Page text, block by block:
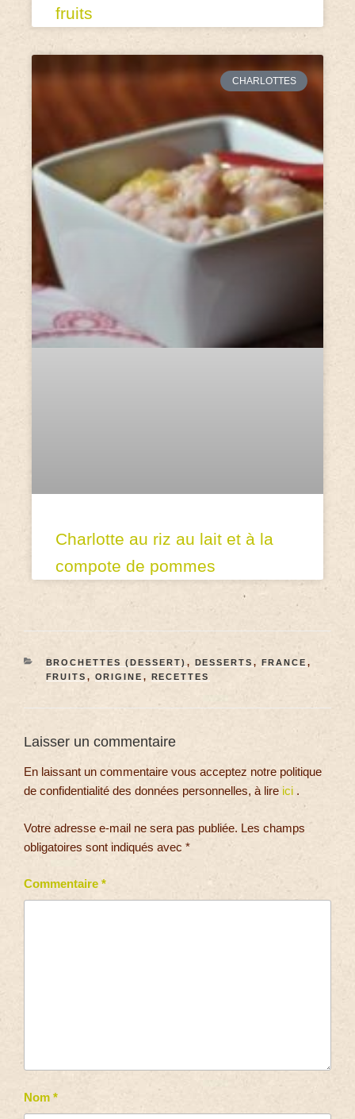
fruits
CHARLOTTES
Charlotte au riz au lait et à la
compote de pommes
BROCHETTES (DESSERT) , DESSERTS , FRANCE ,
FRUITS , ORIGINE , RECETTES
Laisser un commentaire
En laissant un commentaire vous acceptez notre politique
de confidentialité des données personnelles, à lire ici .
Votre adresse e-mail ne sera pas publiée. Les champs
obligatoires sont indiqués avec *
Commentaire *
Nom *